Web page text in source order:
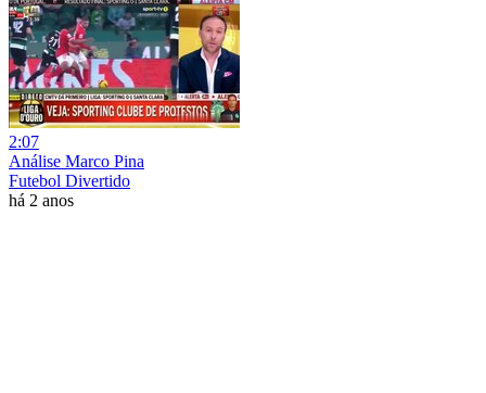
2:07
Análise Marco Pina
Futebol Divertido
há 2 anos